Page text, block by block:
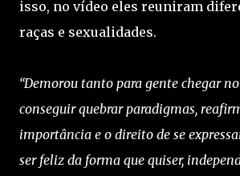
isso, no vídeo eles reuniram
raças e sexualidades.
“Demorou tanto para gente chegar
conseguir quebrar paradigmas,
importância e o direito de se
ser feliz da forma que quiser,